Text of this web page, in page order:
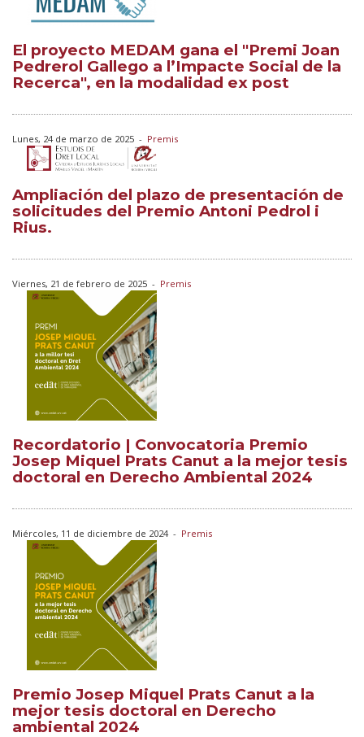
El proyecto MEDAM gana el "Premi Joan
Pedrerol Gallego a l’Impacte Social de la
Recerca", en la modalidad ex post
Lunes, 24 de marzo de 2025 - Premis
Ampliación del plazo de presentación de
solicitudes del Premio Antoni Pedrol i
Rius.
Viernes, 21 de febrero de 2025 - Premis
Recordatorio | Convocatoria Premio
Josep Miquel Prats Canut a la mejor tesis
doctoral en Derecho Ambiental 2024
Miércoles, 11 de diciembre de 2024- Premis
Premio Josep Miquel Prats Canut a la
mejor tesis doctoral en Derecho
ambiental 2024